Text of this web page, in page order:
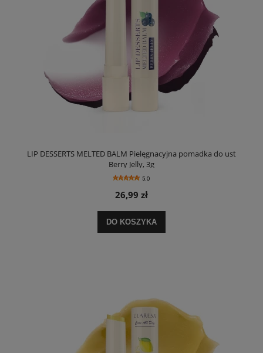
LIP DESSERTS MELTED BALM Pielęgnacyjna pomadka do ust
Berry Jelly, 3g
5.0
26,99 zł
DO KOSZYKA